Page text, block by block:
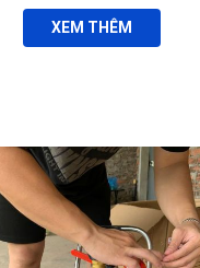
XEM THÊM